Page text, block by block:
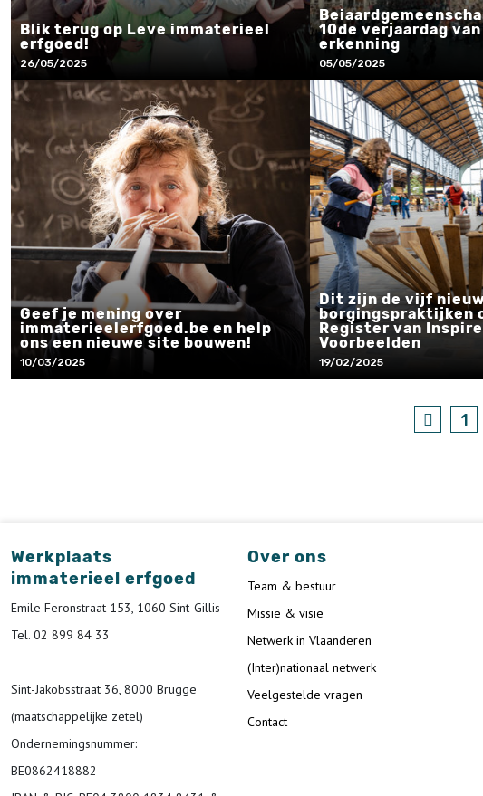
Blik terug op Leve immaterieel
erfgoed!
26/05/2025
10de verjaardag
erkenning
05/05/2025
Geef je mening over
immaterieelerfgoed.be en help
ons een nieuwe site bouwen!
10/03/2025
Dit zijn de vijf
borgingspraktijken
Register van
Voorbeelden
19/02/2025
1
Werkplaats
immaterieel erfgoed
Emile Feronstraat 153, 1060 Sint-Gillis
Tel. 02 899 84 33
Sint-Jakobsstraat 36, 8000 Brugge
(maatschappelijke zetel)
Ondernemingsnummer:
BE0862418882
Over ons
Team & bestuur
Missie & visie
Netwerk in Vlaanderen
(Inter)nationaal netwerk
Veelgestelde vragen
Contact